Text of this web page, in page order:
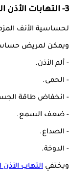
3- التهابات الأذن الوسطى
لحساسية الأنف
ويمكن لمريض
- ألم الأذن.
- الحمى.
- انخفاض طاقة
- ضعف السمع.
- الصداع.
- الدوخة.
ويختفي التهاب